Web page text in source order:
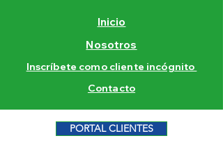
Inicio
Nosotros
Inscríbete como cliente incógnito
Contacto
PORTAL CLIENTES